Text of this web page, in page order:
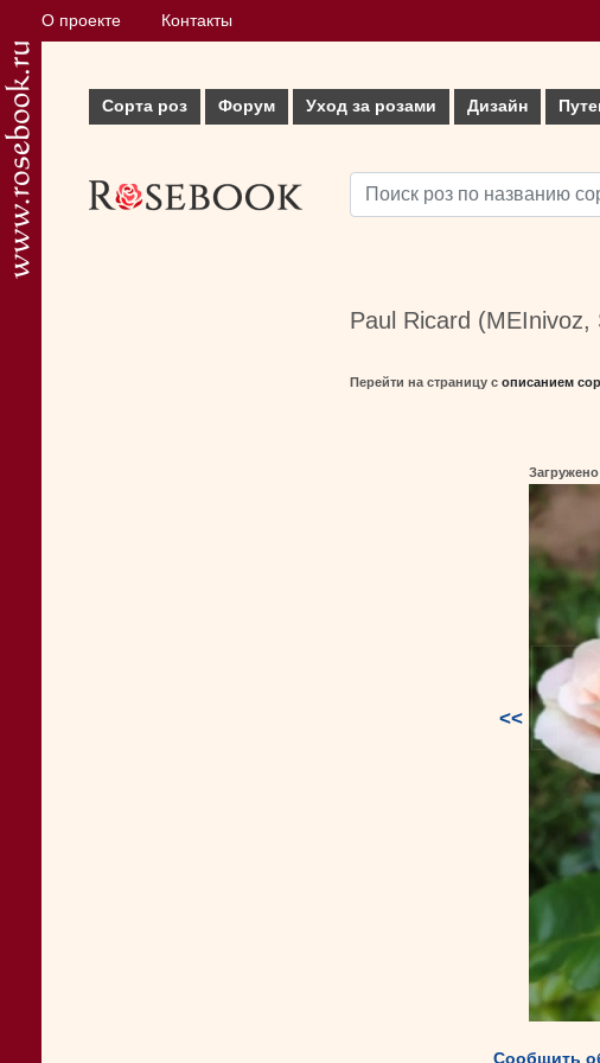
О проекте Контакты
Сорта роз Форум Уход за розами Дизайн
Paul Ricard
Перейти на страницу с описанием
<<
Загружено
Сообщить